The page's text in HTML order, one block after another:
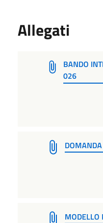
Allegati
BANDO
026
MODELLO